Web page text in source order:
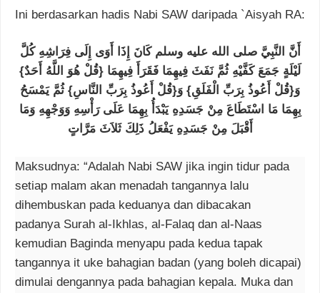
Ini berdasarkan hadis Nabi SAW daripada `Aisyah RA:
أَنَّ النَّبِيَّ صلى الله عليه وسلم كَانَ إِذَا أَوَى إِلَى فِرَاشِهِ كُلَّ
لَيْلَةٍ جَمَعَ كَفَّيْهِ ثُمَّ نَفَثَ فِيهِمَا فَقَرَأَ فِيهِمَا ‏{‏قُلْ هُوَ اللَّهُ أَحَدٌ‏}‏
وَ‏{‏قُلْ أَعُوذُ بِرَبِّ الْفَلَقِ‏}‏ وَ‏{‏قُلْ أَعُوذُ بِرَبِّ النَّاسِ‏}‏ ثُمَّ يَمْسَحُ
بِهِمَا مَا اسْتَطَاعَ مِنْ جَسَدِهِ يَبْدَأُ بِهِمَا عَلَى رَأْسِهِ وَوَجْهِهِ وَمَا
أَقْبَلَ مِنْ جَسَدِهِ يَفْعَلُ ذَلِكَ ثَلاَثَ مَرَّاتٍ
Maksudnya: “Adalah Nabi SAW jika ingin tidur pada
setiap malam akan menadah tangannya lalu
dihembuskan pada keduanya dan dibacakan
padanya Surah al-Ikhlas, al-Falaq dan al-Naas
kemudian Baginda menyapu pada kedua tapak
tangannya it uke bahagian badan (yang boleh dicapai)
dimulai dengannya pada bahagian kepala. Muka dan